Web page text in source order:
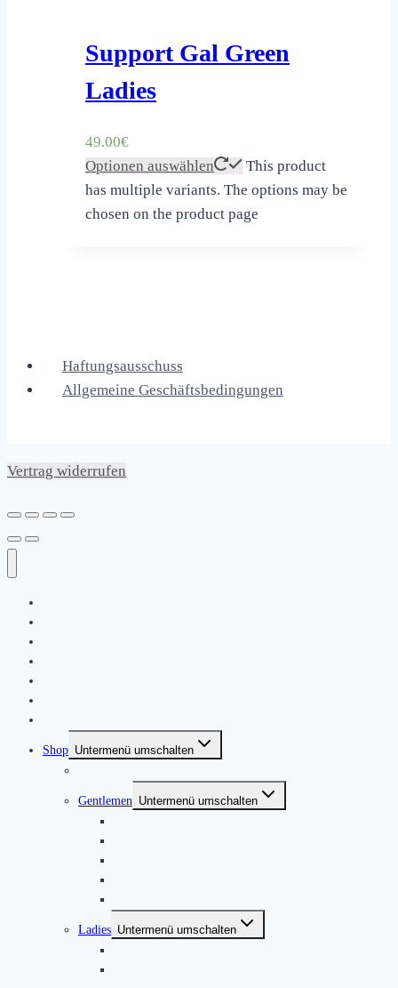
Support Gal Green
Ladies
49.00€
Optionen auswählen
This product
has multiple variants. The options may be
chosen on the product page
Haftungsausschuss
Allgemeine Geschäftsbedingungen
Vertrag widerrufen
Shop Untermenü umschalten
Gentlemen Untermenü umschalten
Ladies Untermenü umschalten